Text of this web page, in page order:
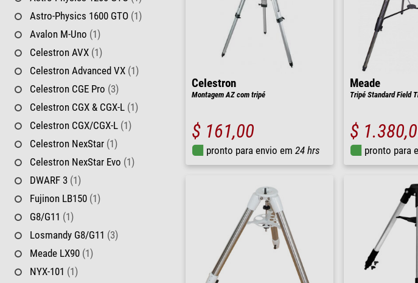
Astro-Physics 1600 GTO (1)
Avalon M-Uno (1)
Celestron AVX (1)
Celestron Advanced VX (1)
Celestron CGE Pro (3)
Celestron CGX & CGX-L (1)
Celestron CGX/CGX-L (1)
Celestron NexStar (1)
Celestron NexStar Evo (1)
DWARF 3 (1)
Fujinon LB150 (1)
G8/G11 (1)
Losmandy G8/G11 (3)
Meade LX90 (1)
NYX-101 (1)
Celestron
Montagem AZ com tripé
$ 161,00
pronto para envio em 24 hrs
Meade
Tripé Standard Field
$
pronto para